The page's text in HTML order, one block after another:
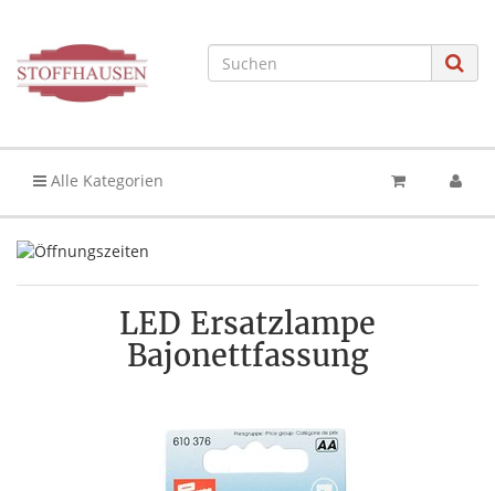
Alle Kategorien
LED Ersatzlampe
Bajonettfassung